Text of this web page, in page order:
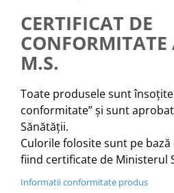
CERTIFICAT DE
CONFORMITATE
M.S.
Toate produsele sunt
conformitate” și sunt
Sănătății.
Culorile folosite sunt pe bază
fiind certificate de Ministerul
Informatii conformitate produs